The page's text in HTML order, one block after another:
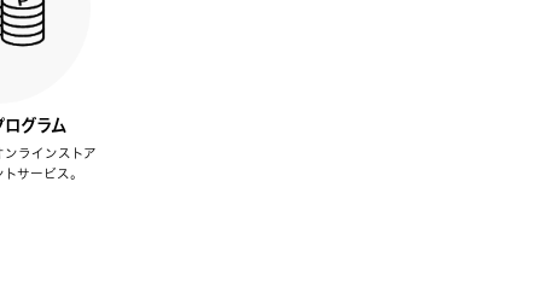
ログラム
ラインストア
サービス。